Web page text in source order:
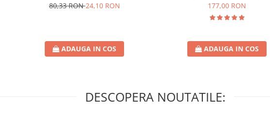
80,33 RON24,10 RON
ADAUGA IN COS
177,00 RON
ADAUGA IN COS
DESCOPERA NOUTATILE: